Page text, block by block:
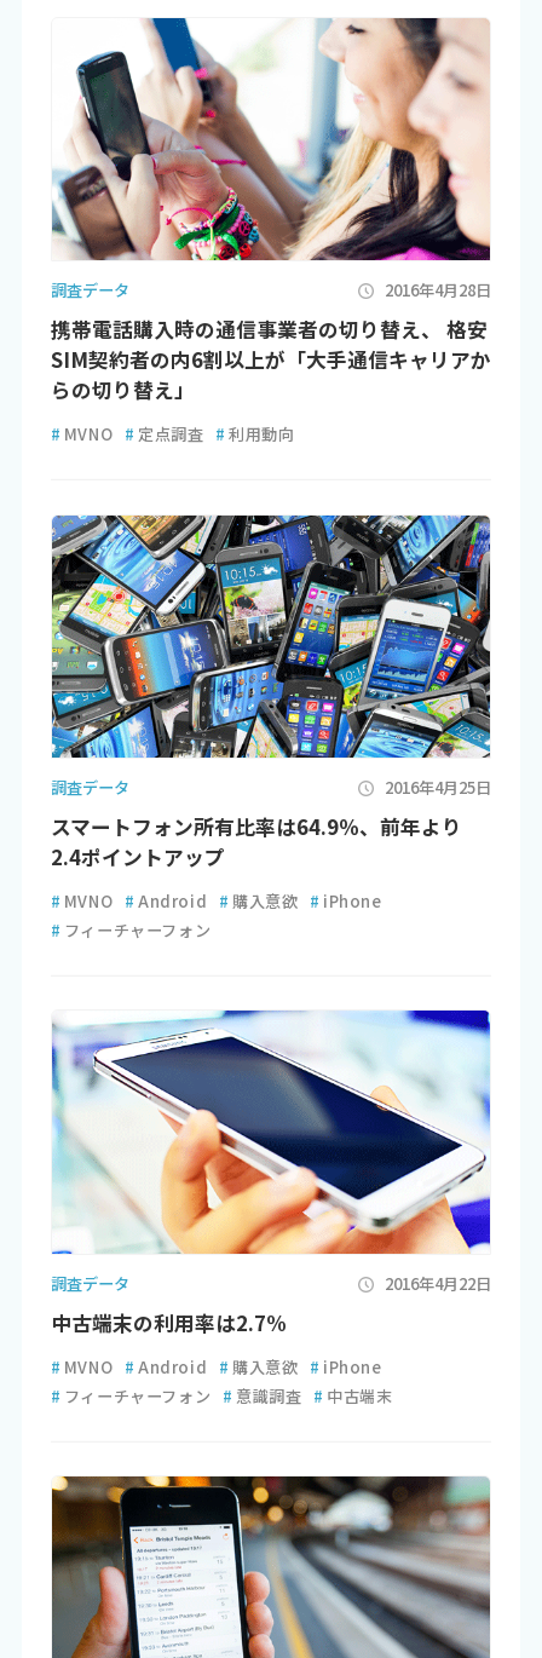
調査データ 2016年4月28日
携帯電話購入時の通信事業者の切り替え、 格安
SIM契約者の内6割以上が「大手通信キャリアか
らの切り替え」
# MVNO # 定点調査 # 利用動向
調査データ 2016年4月25日
スマートフォン所有比率は64.9％、前年より
2.4ポイントアップ
# MVNO # Android # 購入意欲 # iPhone
# フィーチャーフォン
調査データ 2016年4月22日
中古端末の利用率は2.7%
# MVNO # Android # 購入意欲 # iPhone
# フィーチャーフォン # 意識調査 # 中古端末